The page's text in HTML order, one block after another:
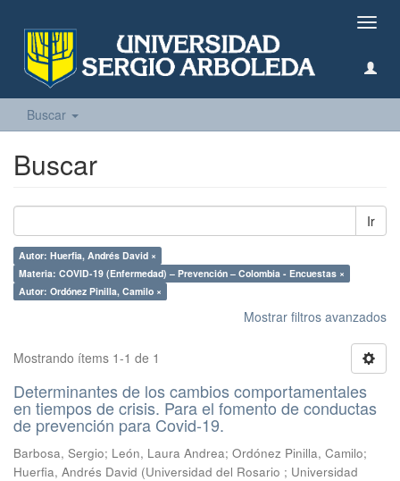
Buscar
Buscar
Ir
Autor: Huerfia, Andrés David ×
Materia: COVID-19 (Enfermedad) – Prevención – Colombia - Encuestas ×
Autor: Ordónez Pinilla, Camilo ×
Mostrar filtros avanzados
Mostrando ítems 1-1 de 1
Determinantes de los cambios comportamentales
en tiempos de crisis. Para el fomento de conductas
de prevención para Covid-19.
Barbosa, Sergio; León, Laura Andrea; Ordónez Pinilla, Camilo;
Huerfia, Andrés David (Universidad del Rosario ; Universidad